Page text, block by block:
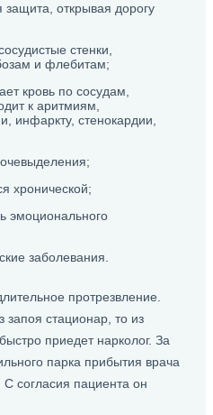
открывая дорогу
стенки,
и флебитам;
кровь по сосудам,
к аритмиям,
инфаркту, стенокардии,
хронической;
эмоционального
заболевания.
протрезвление.
запоя стационар, то из
приедет нарколог. За
парка прибытия врача
согласия пациента он